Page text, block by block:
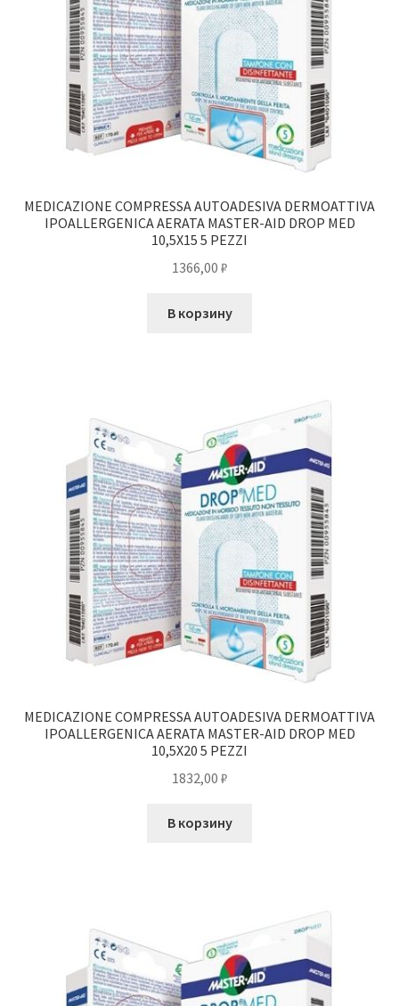
MEDICAZIONE COMPRESSA AUTOADESIVA DERMOATTIVA
IPOALLERGENICA AERATA MASTER-AID DROP MED
10,5X15 5 PEZZI
1366,00 ₽
В корзину
MEDICAZIONE COMPRESSA AUTOADESIVA DERMOATTIVA
IPOALLERGENICA AERATA MASTER-AID DROP MED
10,5X20 5 PEZZI
1832,00 ₽
В корзину